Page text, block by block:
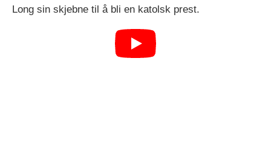
Long sin skjebne til å bli en katolsk prest.